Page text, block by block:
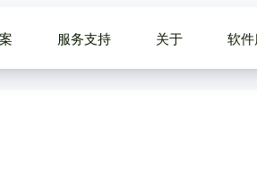
服务支持 关于 软